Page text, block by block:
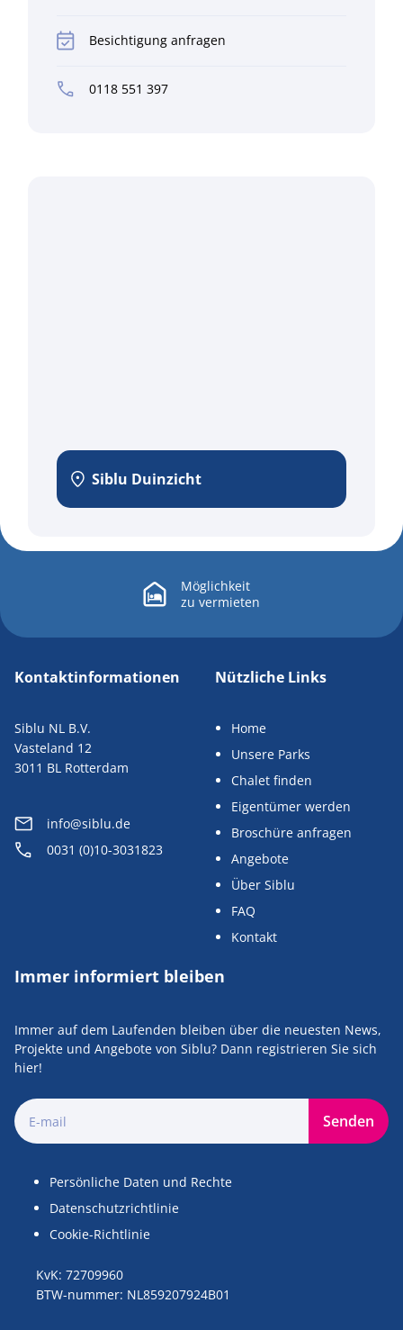
Besichtigung anfragen
0118 551 397
Siblu Duinzicht
Möglichkeit
zu vermieten
Kontaktinformationen
Siblu NL B.V.
Vasteland 12
3011 BL Rotterdam
info@siblu.de
0031 (0)10-3031823
Nützliche Links
Home
Unsere Parks
Chalet finden
Eigentümer werden
Broschüre anfragen
Angebote
Über Siblu
FAQ
Kontakt
Immer informiert bleiben
Immer auf dem Laufenden bleiben über die neuesten News,
Projekte und Angebote von Siblu? Dann registrieren Sie sich
hier!
Senden
KvK: 72709960
BTW-nummer: NL859207924B01
Persönliche Daten und Rechte
Datenschutzrichtlinie
Cookie-Richtlinie